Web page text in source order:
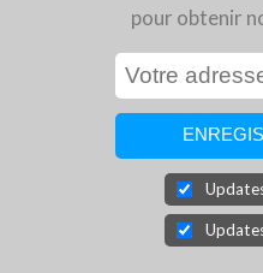
pour obtenir